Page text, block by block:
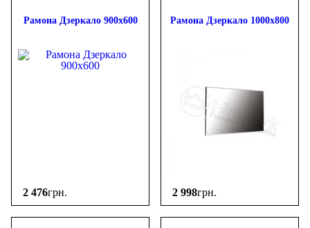
Рамона Дзеркало 900х600
2 476грн.
Рамона Дзеркало 1000х800
2 998грн.